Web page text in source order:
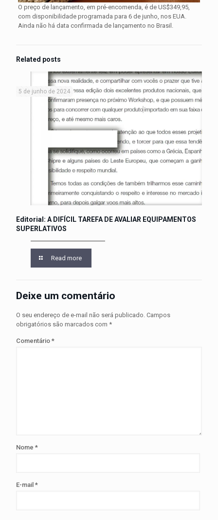
O preço de lançamento, em pré-encomenda, é de US$349,95,
com disponibilidade programada para 6 de junho, nos EUA.
Ainda não há data confirmada de lançamento no Brasil.
Related posts
5 de junho de 2024
Editorial: A DIFÍCIL TAREFA DE AVALIAR EQUIPAMENTOS
SUPERLATIVOS
Read more
Deixe um comentário
O seu endereço de e-mail não será publicado. Campos
obrigatórios são marcados com *
Comentário *
Nome *
E-mail *